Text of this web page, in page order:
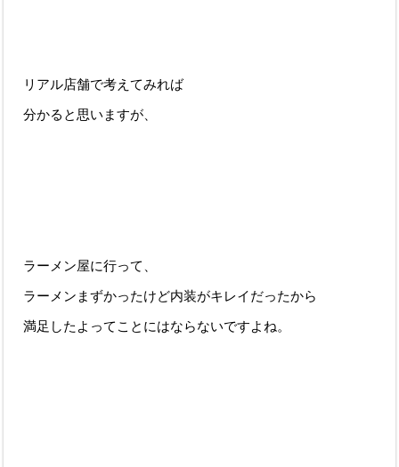
リアル店舗で考えてみれば
分かると思いますが、
ラーメン屋に行って、
ラーメンまずかったけど内装がキレイだったから
満足したよってことにはならないですよね。